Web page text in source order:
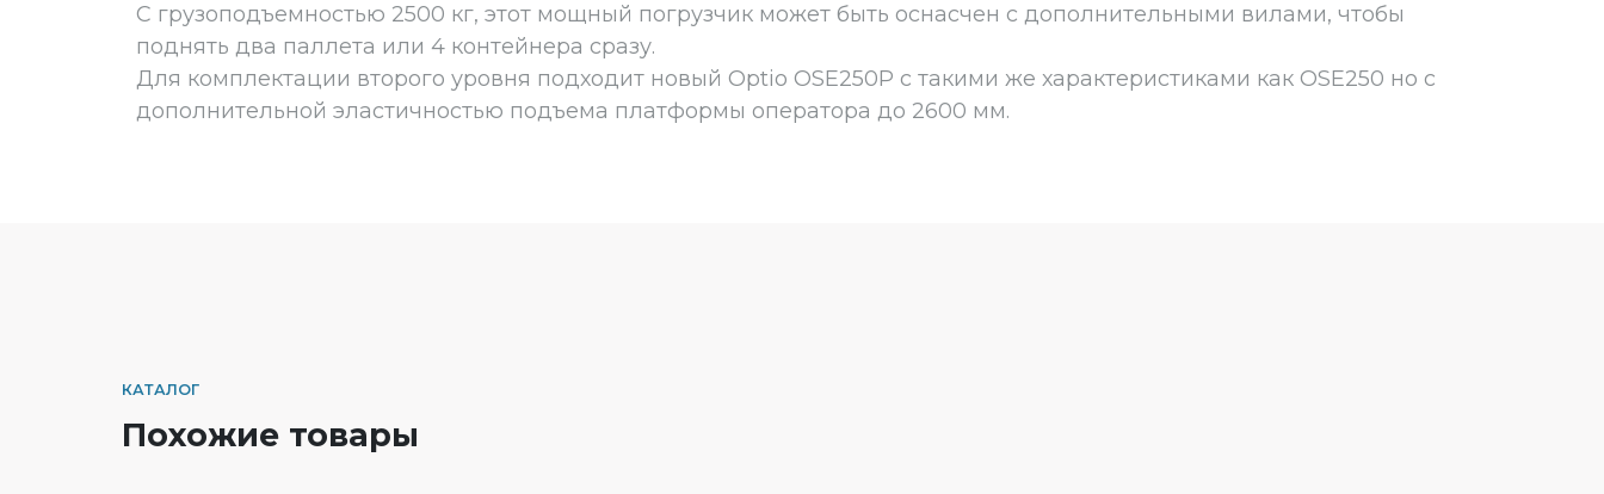
С грузоподъемностью 2500 кг, этот мощный погрузчик может быть оснасчен с дополнительными вилами, чтобы
поднять два паллета или 4 контейнера сразу.
Для комплектации второго уровня подходит новый Optio OSE250P с такими же характеристиками как OSE250 но с
дополнительной эластичностью подъема платформы оператора до 2600 мм.
КАТАЛОГ
Похожие товары